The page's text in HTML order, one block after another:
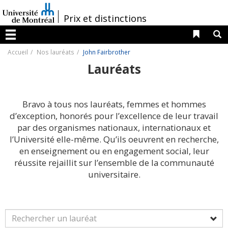
au
contenu
/Prix et distinctions
Menu
Liens
Accueil Nos lauréats John Fairbrother
Lauréats
Bravo à tous nos lauréats, femmes et hommes
d’exception, honorés pour l’excellence de leur travail
par des organismes nationaux, internationaux et
l’Université elle-même. Qu’ils oeuvrent en recherche,
en enseignement ou en engagement social, leur
réussite rejaillit sur l’ensemble de la communauté
universitaire.